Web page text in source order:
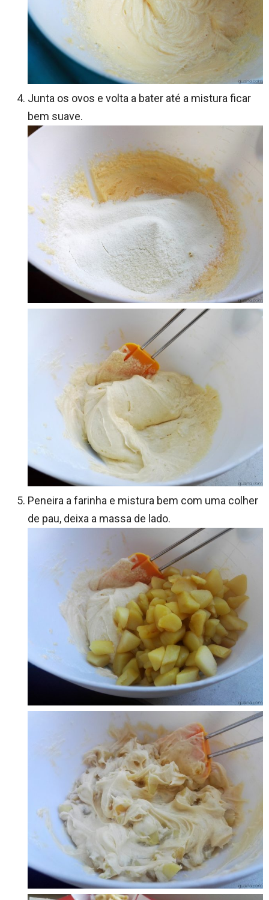
Junta os ovos e volta a bater até a mistura ficar
bem suave.
Peneira a farinha e mistura bem com uma colher
de pau, deixa a massa de lado.